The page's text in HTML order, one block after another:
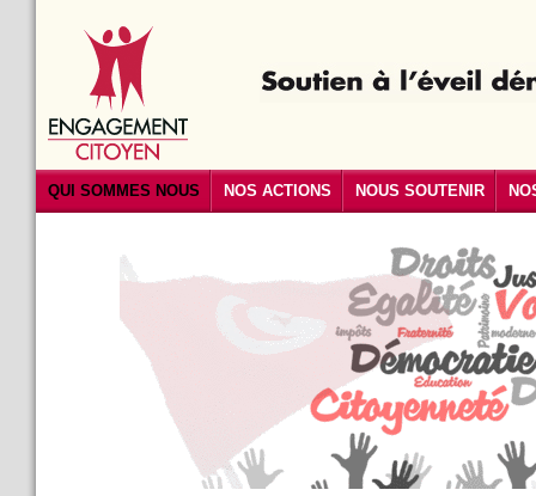
QUI SOMMES NOUS NOS ACTIONS NOUS SOUTENIR